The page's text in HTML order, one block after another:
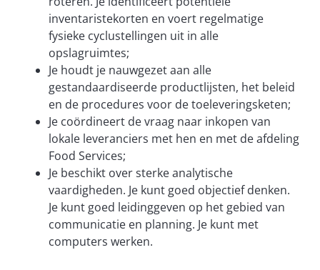
inventaristekorten en voert regelmatige
fysieke cyclustellingen uit in alle
opslagruimtes;
Je houdt je nauwgezet aan alle
gestandaardiseerde productlijsten, het beleid
en de procedures voor de toeleveringsketen;
Je coördineert de vraag naar inkopen van
lokale leveranciers met hen en met de afdeling
Food Services;
Je beschikt over sterke analytische
vaardigheden. Je kunt goed objectief denken.
Je kunt goed leidinggeven op het gebied van
communicatie en planning. Je kunt met
computers werken.